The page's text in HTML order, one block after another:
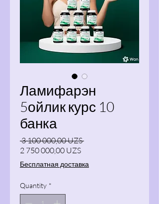
Ламифарэн
5ойлик курс 10
банка
3 100 000,00 UZS Regular Price
2 750 000,00 UZSSale Price
Бесплатная доставка
Quantity *